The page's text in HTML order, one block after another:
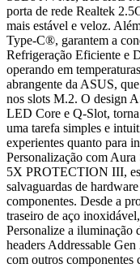
porta de rede Realtek
mais estável e veloz.
Type-C®, garantem a
Refrigeração Eficiente e
operando em
abrangente da ASUS,
nos slots M.2. O design
LED Core e Q-Slot,
uma tarefa simples e
experientes quanto para
Personalização com
5X PROTECTION III,
salvaguardas de
componentes. Desde a
traseiro de aço
Personalize a iluminação
headers Addressable
com outros